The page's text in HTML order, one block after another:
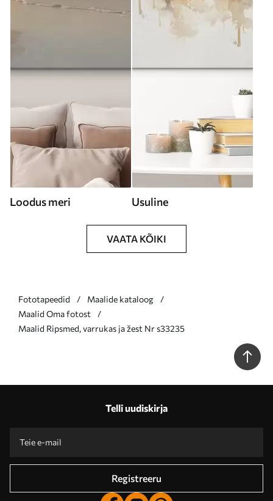
Loodus meri Usuline
VAATA KÕIKI
Fototapeedid
Maalide kataloog
Maalid Oma fotost
Maalid Ripsmed, varrukas ja žest Nr s33235
Telli uudiskirja
Registreeru